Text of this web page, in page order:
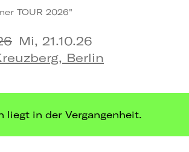
TOUR 2026"
Mi, 21.10.26
Berlin
liegt in der Vergangenheit.